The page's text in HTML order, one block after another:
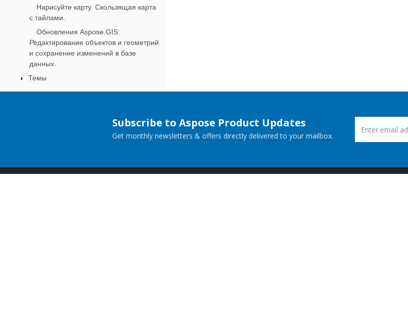
Нарисуйте карту. Скользящая карта
с тайлами.
Обновления Aspose.GIS:
Редактирование объектов и геометрий
и сохранение изменений в базе
данных.
Темы
Subscribe to Aspose Product Updates
Get monthly newsletters & offers directly delivered to your mailbox.